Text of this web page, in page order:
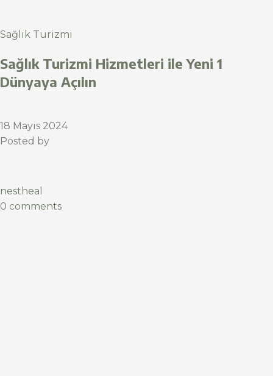
Sağlık Turizmi
Sağlık Turizmi Hizmetleri ile Yeni 1
Dünyaya Açılın
18 Mayıs 2024
Posted by
nestheal
0 comments